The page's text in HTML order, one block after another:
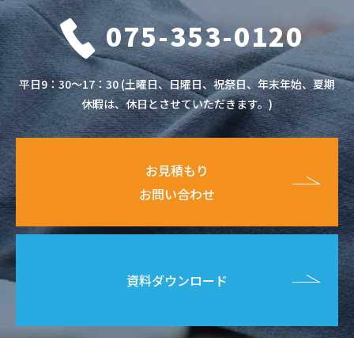
075-353-0120
平日9：30～17：30 (土曜日、日曜日、祝祭日、年末年始、夏期
休暇は、休日とさせていただきます。)
お見積もり
お問い合わせ
資料ダウンロード